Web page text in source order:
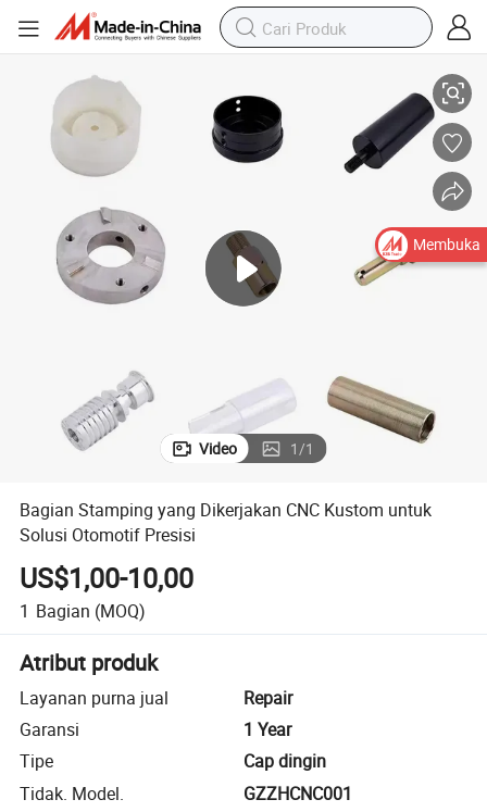
Video 1/1
Bagian Stamping yang Dikerjakan CNC Kustom untuk
Solusi Otomotif Presisi
US$1,00-10,00
1 Bagian (MOQ)
Atribut produk
Layanan purna jual
Repair
Garansi
1 Year
Tipe
Cap dingin
Tidak. Model.
GZZHCNC001
Membuka